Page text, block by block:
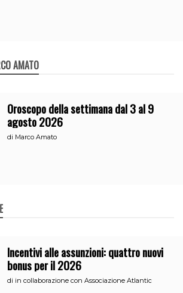
AMATO
Oroscopo della settimana dal 3 al 9
agosto 2026
di Marco Amato
Incentivi alle assunzioni: quattro nuovi
bonus per il 2026
di in collaborazione con Associazione Atlantic